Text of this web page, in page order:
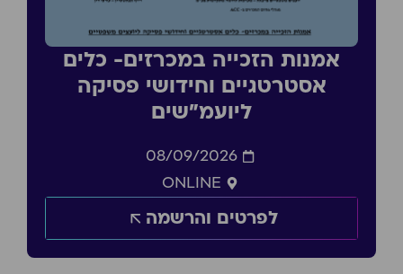
אמנות הזכייה במכרזים- כלים
אסטרטגיים וחידושי פסיקה
ליועמ״שים
08/09/2026
ONLINE
לפרטים והרשמה